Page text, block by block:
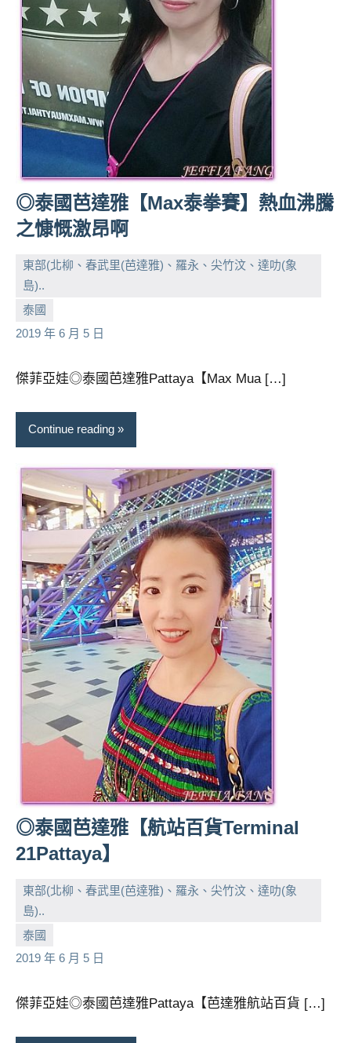
◎泰國芭達雅【Max泰拳賽】熱血沸騰
之慷慨激昂啊
東部(北柳、春武里(芭達雅)、羅永、尖竹汶、達叻(象
島)..
泰國
2019 年 6 月 5 日
小
芳
No
comments
傑菲亞娃◎泰國芭達雅Pattaya【Max Mua […]
Continue reading
◎泰國芭達雅【航站百貨Terminal
21Pattaya】
東部(北柳、春武里(芭達雅)、羅永、尖竹汶、達叻(象
島)..
泰國
2019 年 6 月 5 日
小
芳
No
comments
傑菲亞娃◎泰國芭達雅Pattaya【芭達雅航站百貨 […]